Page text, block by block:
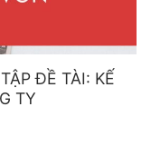
ĐỀ TÀI: KẾ
TY